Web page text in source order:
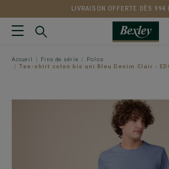
LIVRAISON OFFERTE DÈS 99€
Accueil Fins de série
Polos
Tee-shirt coton bio uni Bleu Denim Clair -